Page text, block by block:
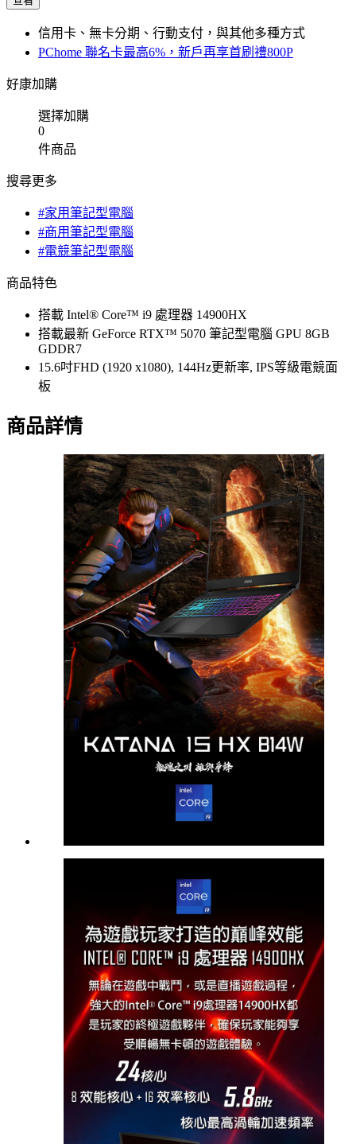
信用卡、無卡分期、行動支付，與其他多種方式
PChome 聯名卡最高6%，新戶再享首刷禮800P
好康加購
選擇加購
0
件商品
搜尋更多
#家用筆記型電腦
#商用筆記型電腦
#電競筆記型電腦
商品特色
搭載 Intel® Core™ i9 處理器 14900HX
搭載最新 GeForce RTX™ 5070 筆記型電腦 GPU 8GB
GDDR7
15.6吋FHD (1920 x1080), 144Hz更新率, IPS等級電競面
板
商品詳情